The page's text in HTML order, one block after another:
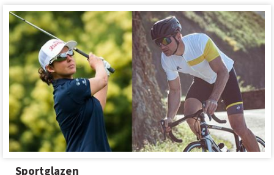
Sportglazen